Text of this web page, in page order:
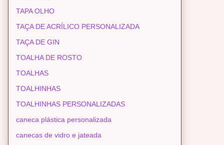
TAPA OLHO
TAÇA DE ACRÍLICO PERSONALIZADA
TAÇA DE GIN
TOALHA DE ROSTO
TOALHAS
TOALHINHAS
TOALHINHAS PERSONALIZADAS
caneca plástica personalizada
canecas de vidro e jateada